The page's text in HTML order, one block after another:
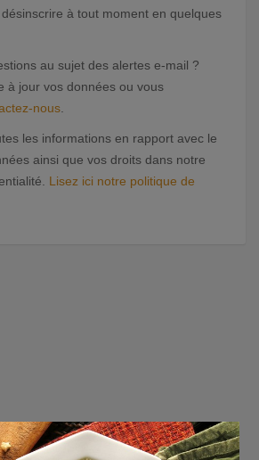
à tout moment en quelques
au sujet des alertes e-mail ?
à jour vos données ou vous
nous
les informations en rapport avec le
ainsi que vos droits dans notre
Lisez ici notre politique de
×